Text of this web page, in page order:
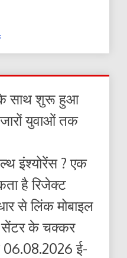
के साथ शुरू हुआ
युवाओं तक
इंश्योरेंस ? एक
है रिजेक्ट
से लिंक मोबाइल
सेंटर के चक्कर
ई-